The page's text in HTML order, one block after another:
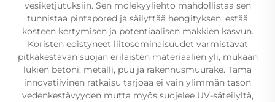
vesiketjutuksiin. Sen molekyyliehto mahdollistaa sen
tunnistaa pintapored ja säilyttää hengityksen, estää
kosteen kertymisen ja potentiaalisen makkien kasvun.
Koristen edistyneet liitosominaisuudet varmistavat
pitkäkestävän suojan erilaisten materiaalien yli, mukaan
lukien betoni, metalli, puu ja rakennusmuurake. Tämä
innovatiivinen ratkaisu tarjoaa ei vain ylimmän tason
vedenkestävyyden mutta myös suojelee UV-säteilyltä,